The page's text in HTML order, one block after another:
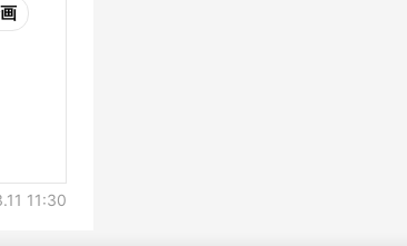
11:30